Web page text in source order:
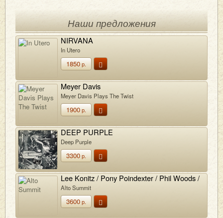
Наши предложения
NIRVANA
In Utero
1850р.
Meyer Davis
Meyer Davis Plays The Twist
1900р.
DEEP PURPLE
Deep Purple
3300р.
Lee Konitz / Pony Poindexter / Phil Woods /
Leo Wright
Alto Summit
3600р.